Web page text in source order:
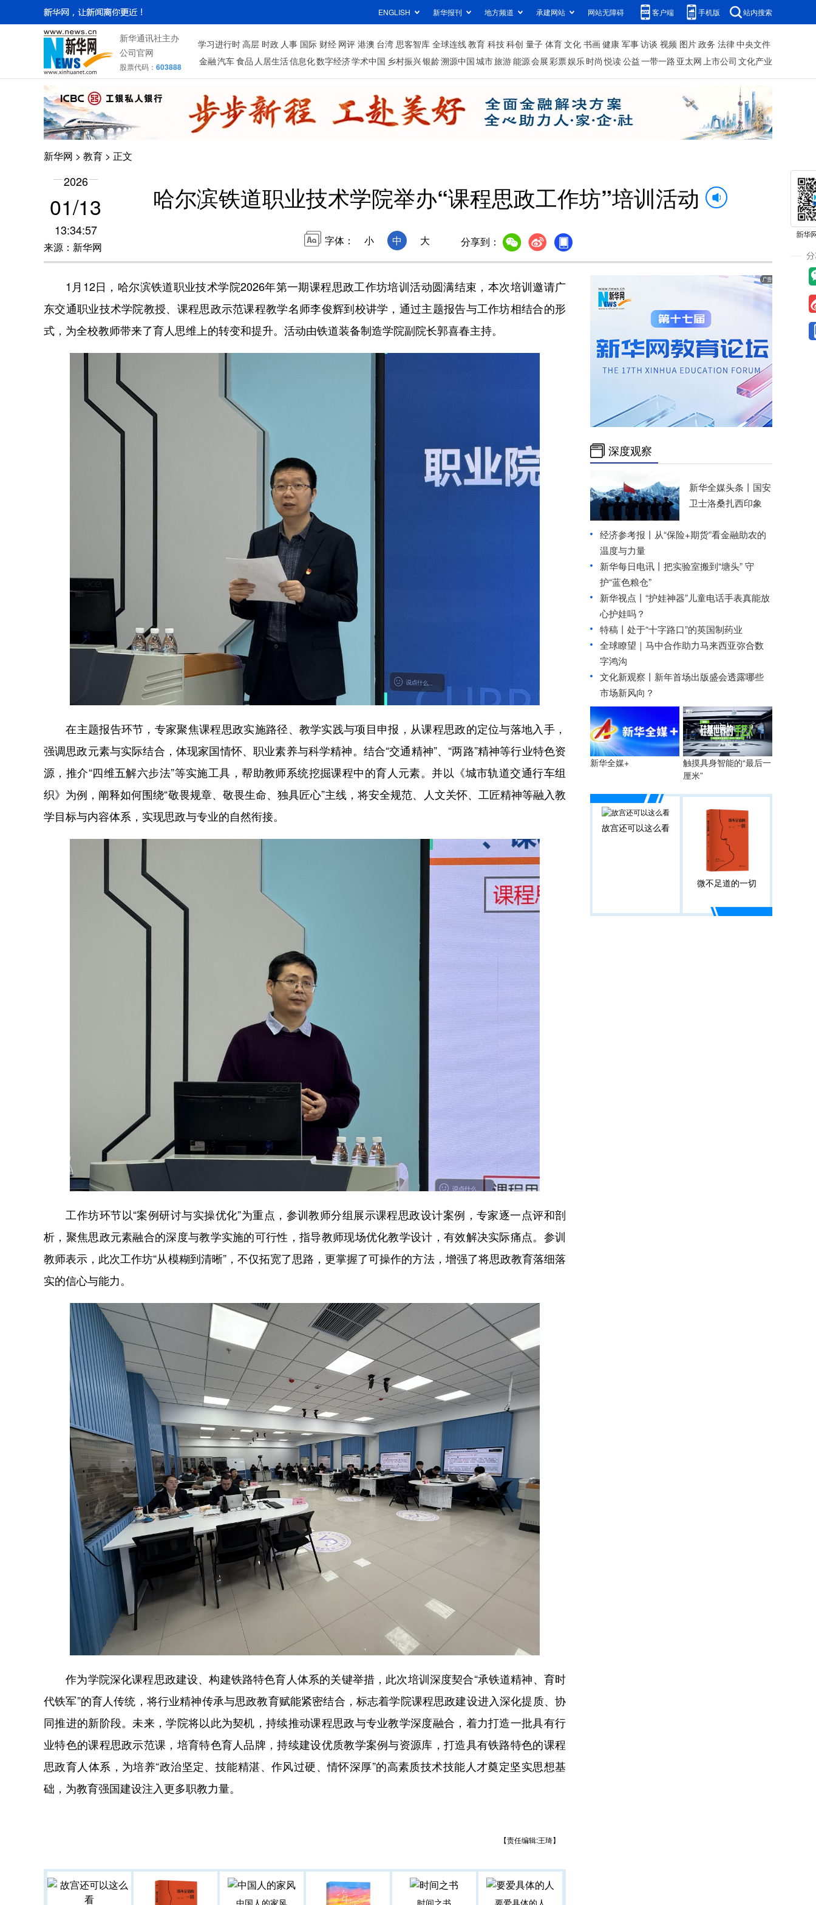
ENGLISH 新华报刊 地方频道 承建网站 网站无障碍 客户端 手机版 站内搜索
新华通讯社主办
公司官网
股票代码： 603888
学习进行时高层 时政 人事 国际 财经 网评 港澳 台湾 思客智库 全球连线教育 科技科创 量子 体育文化 书画健康 军事访谈 视频 图片政务 法律中央文件
金融汽车食品 人居生活信息化数字经济学术中国 乡村振兴银龄溯源中国城市旅游能源会展彩票娱乐时尚 悦读公益一带一路 亚太网上市公司 文化产业
新华网 > 教育 > 正文
2026
01/13
13:34:57
来源：新华网
哈尔滨铁道职业技术学院举办“课程思政工作坊”培训活动
字体： 小 中 大 分享到：
1月12日，哈尔滨铁道职业技术学院2026年第一期课程思政工作坊培训活动圆满结束，本次培训邀请广
东交通职业技术学院教授、课程思政示范课程教学名师李俊辉到校讲学，通过主题报告与工作坊相结合的形
式，为全校教师带来了育人思维上的转变和提升。活动由铁道装备制造学院副院长郭喜春主持。
在主题报告环节，专家聚焦课程思政实施路径、教学实践与项目申报，从课程思政的定位与落地入手，
强调思政元素与实际结合，体现家国情怀、职业素养与科学精神。结合“交通精神”、“两路”精神等行业特色资
源，推介“四维五解六步法”等实施工具，帮助教师系统挖掘课程中的育人元素。并以《城市轨道交通行车组
织》为例，阐释如何围绕“敬畏规章、敬畏生命、独具匠心”主线，将安全规范、人文关怀、工匠精神等融入教
学目标与内容体系，实现思政与专业的自然衔接。
工作坊环节以“案例研讨与实操优化”为重点，参训教师分组展示课程思政设计案例，专家逐一点评和剖
析，聚焦思政元素融合的深度与教学实施的可行性，指导教师现场优化教学设计，有效解决实际痛点。参训
教师表示，此次工作坊“从模糊到清晰”，不仅拓宽了思路，更掌握了可操作的方法，增强了将思政教育落细落
实的信心与能力。
作为学院深化课程思政建设、构建铁路特色育人体系的关键举措，此次培训深度契合“承铁道精神、育时
代铁军”的育人传统，将行业精神传承与思政教育赋能紧密结合，标志着学院课程思政建设进入深化提质、协
同推进的新阶段。未来，学院将以此为契机，持续推动课程思政与专业教学深度融合，着力打造一批具有行
业特色的课程思政示范课，培育特色育人品牌，持续建设优质教学案例与资源库，打造具有铁路特色的课程
思政育人体系，为培养“政治坚定、技能精湛、作风过硬、情怀深厚”的高素质技术技能人才奠定坚实思想基
础，为教育强国建设注入更多职教力量。
【责任编辑:王琦】
深度观察
新华全媒头条丨 国安
卫士洛桑扎西印象
经济参考报丨 从“保险+期货”看金融助农的
温度与力量
新华每日电讯丨 把实验室搬到“塘头” 守
护“蓝色粮仓”
新华视点丨 “护娃神器”儿童电话手表真能放
心护娃吗？
特稿丨处于“十字路口”的英国制药业
全球瞭望｜马中合作助力马来西亚弥合数
字鸿沟
文化新观察丨 新年首场出版盛会透露哪些
市场新风向？
新华全媒+
触摸具身智能的“最后一
厘米”
故宫还可以这么看
微不足道的一切